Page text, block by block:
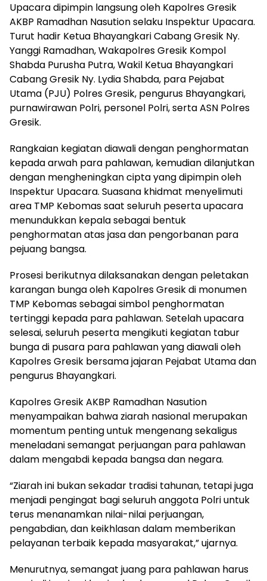
Upacara dipimpin langsung oleh Kapolres Gresik
AKBP Ramadhan Nasution selaku Inspektur Upacara.
Turut hadir Ketua Bhayangkari Cabang Gresik Ny.
Yanggi Ramadhan, Wakapolres Gresik Kompol
Shabda Purusha Putra, Wakil Ketua Bhayangkari
Cabang Gresik Ny. Lydia Shabda, para Pejabat
Utama (PJU) Polres Gresik, pengurus Bhayangkari,
purnawirawan Polri, personel Polri, serta ASN Polres
Gresik.
Rangkaian kegiatan diawali dengan penghormatan
kepada arwah para pahlawan, kemudian dilanjutkan
dengan mengheningkan cipta yang dipimpin oleh
Inspektur Upacara. Suasana khidmat menyelimuti
area TMP Kebomas saat seluruh peserta upacara
menundukkan kepala sebagai bentuk
penghormatan atas jasa dan pengorbanan para
pejuang bangsa.
Prosesi berikutnya dilaksanakan dengan peletakan
karangan bunga oleh Kapolres Gresik di monumen
TMP Kebomas sebagai simbol penghormatan
tertinggi kepada para pahlawan. Setelah upacara
selesai, seluruh peserta mengikuti kegiatan tabur
bunga di pusara para pahlawan yang diawali oleh
Kapolres Gresik bersama jajaran Pejabat Utama dan
pengurus Bhayangkari.
Kapolres Gresik AKBP Ramadhan Nasution
menyampaikan bahwa ziarah nasional merupakan
momentum penting untuk mengenang sekaligus
meneladani semangat perjuangan para pahlawan
dalam mengabdi kepada bangsa dan negara.
“Ziarah ini bukan sekadar tradisi tahunan, tetapi juga
menjadi pengingat bagi seluruh anggota Polri untuk
terus menanamkan nilai-nilai perjuangan,
pengabdian, dan keikhlasan dalam memberikan
pelayanan terbaik kepada masyarakat,” ujarnya.
Menurutnya, semangat juang para pahlawan harus